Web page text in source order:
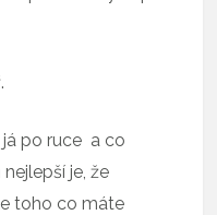
po ruce a co
je, že
toho co máte